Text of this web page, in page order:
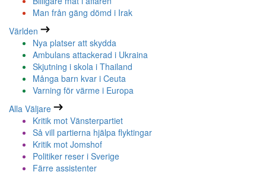
Man från gäng dömd i Irak
Världen
Nya platser att skydda
Ambulans attackerad i Ukraina
Skjutning i skola i Thailand
Många barn kvar i Ceuta
Varning för värme i Europa
Alla Väljare
Kritik mot Vänsterpartiet
Så vill partierna hjälpa flyktingar
Kritik mot Jomshof
Politiker reser i Sverige
Färre assistenter